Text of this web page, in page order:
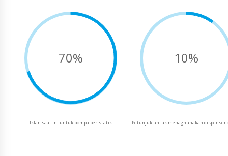
70%
Iklan saat ini untuk pompa peristatik
10%
Petunjuk untuk menagnunakan dispenser